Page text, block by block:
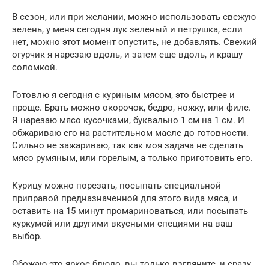
В сезон, или при желании, можно использовать свежую
зелень, у меня сегодня лук зеленый и петрушка, если
нет, можно этот момент опустить, не добавлять. Свежий
огурчик я нарезаю вдоль, и затем еще вдоль, и крашу
соломкой.
Готовлю я сегодня с куриным мясом, это быстрее и
проще. Брать можно окорочок, бедро, ножку, или филе.
Я нарезаю мясо кусочками, буквально 1 см на 1 см. И
обжариваю его на растительном масле до готовности.
Сильно не зажариваю, так как моя задача не сделать
мясо румяным, или горелым, а только приготовить его.
Курицу можно порезать, посыпать специальной
приправой предназначенной для этого вида мяса, и
оставить на 15 минут промариноваться, или посыпать
куркумой или другими вкусными специями на ваш
выбор.